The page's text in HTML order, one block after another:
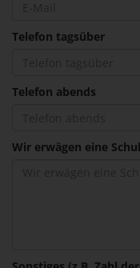
Telefon tagsüber
Telefon abends
Wir erwägen eine